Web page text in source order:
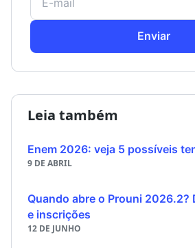
Enviar
Leia também
Enem 2026: veja 5 possíveis
9 DE ABRIL
Quando abre o Prouni 2026.2?
e inscrições
12 DE JUNHO